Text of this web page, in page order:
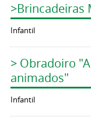
>Brincadeiras
Infantil
> Obradoiro
animados"
Infantil